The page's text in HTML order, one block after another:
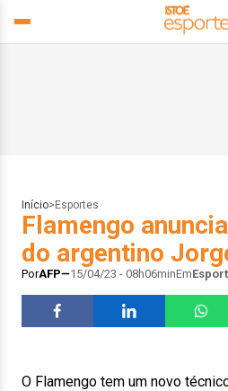
Início> Esportes
Flamengo
do argentino
PorAFP 15/04/23 - 08h06minEm
O Flamengo tem um novo